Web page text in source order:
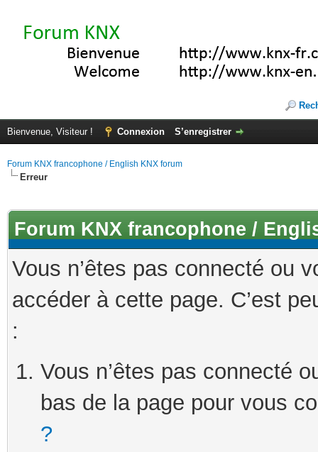
Bienvenue, Visiteur ! Connexion S’enregistrer
Forum KNX francophone / English KNX forum
Erreur
Forum KNX francophone /
Vous n’êtes pas connecté ou
accéder à cette page. C’est
:
Vous n’êtes pas connecté
bas de la page pour vous
?